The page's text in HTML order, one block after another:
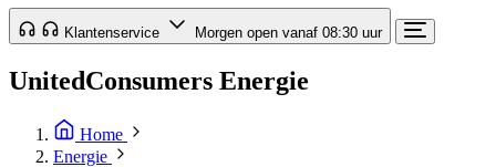
Klantenservice Morgen open vanaf 08:30 uur
UnitedConsumers Energie
Home
Energie